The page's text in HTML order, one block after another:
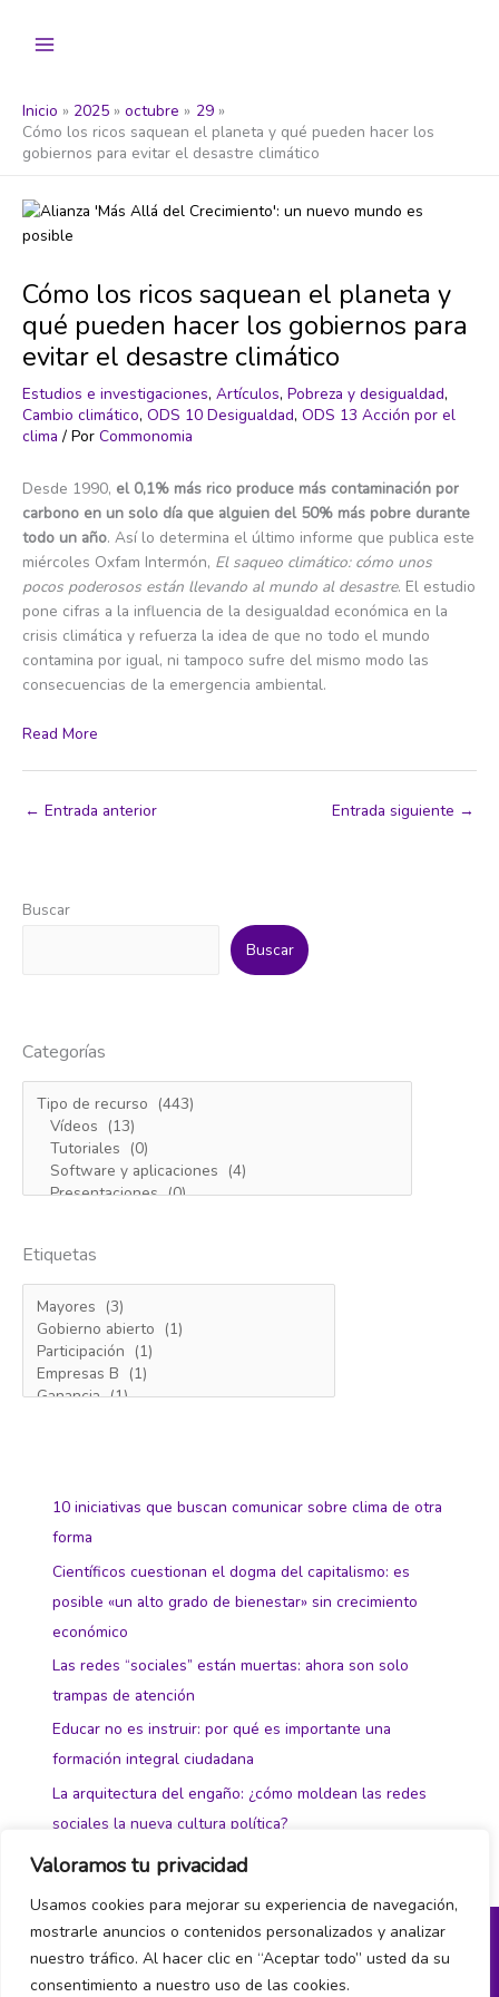
Valoramos tu privacidad
Usamos cookies para mejorar su experiencia de navegación,
mostrarle anuncios o contenidos personalizados y analizar
nuestro tráfico. Al hacer clic en “Aceptar todo” usted da su
consentimiento a nuestro uso de las cookies.
Inicio 2025 octubre
29
Cómo los ricos saquean el planeta y qué pueden hacer los
gobiernos para evitar el desastre climático
Cómo los ricos saquean el planeta y
qué pueden hacer los gobiernos para
evitar el desastre climático
Estudios e investigaciones, Artículos, Pobreza y desigualdad,
Cambio climático, ODS 10 Desigualdad, ODS 13 Acción por el
clima / Por Commonomia
Desde 1990, el 0,1% más rico produce más contaminación por
carbono en un solo día que alguien del 50% más pobre durante
todo un año. Así lo determina el último informe que publica este
miércoles Oxfam Intermón, El saqueo climático: cómo unos
pocos poderosos están llevando al mundo al desastre. El estudio
pone cifras a la influencia de la desigualdad económica en la
crisis climática y refuerza la idea de que no todo el mundo
contamina por igual, ni tampoco sufre del mismo modo las
consecuencias de la emergencia ambiental.
Read More
← Entrada anterior Entrada siguiente →
Buscar
Buscar
Categorías
Etiquetas
10 iniciativas que buscan comunicar sobre clima de otra
forma
Científicos cuestionan el dogma del capitalismo: es
posible «un alto grado de bienestar» sin crecimiento
económico
Las redes “sociales” están muertas: ahora son solo
trampas de atención
Educar no es instruir: por qué es importante una
formación integral ciudadana
La arquitectura del engaño: ¿cómo moldean las redes
sociales la nueva cultura política?
Política de privacidad y cookies